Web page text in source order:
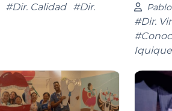
#Dir. Calidad
#Dir.
#Dir.
Iquique